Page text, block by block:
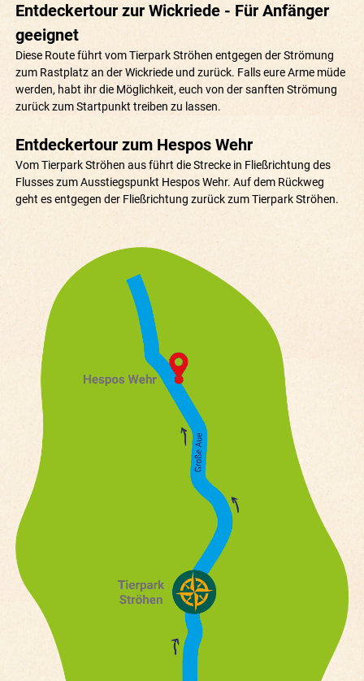
Entdeckertour zur Wickriede - Für Anfänger
geeignet
Diese Route führt vom Tierpark Ströhen entgegen der Strömung
zum Rastplatz an der Wickriede und zurück. Falls eure Arme müde
werden, habt ihr die Möglichkeit, euch von der sanften Strömung
zurück zum Startpunkt treiben zu lassen.
Entdeckertour zum Hespos Wehr
Vom Tierpark Ströhen aus führt die Strecke in Fließrichtung des
Flusses zum Ausstiegspunkt Hespos Wehr. Auf dem Rückweg
geht es entgegen der Fließrichtung zurück zum Tierpark Ströhen.